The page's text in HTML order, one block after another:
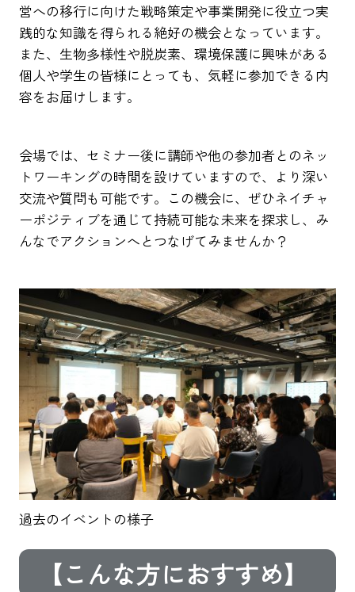
営への移行に向けた戦略策定や事業開発に役立つ実
践的な知識を得られる絶好の機会となっています。
また、生物多様性や脱炭素、環境保護に興味がある
個人や学生の皆様にとっても、気軽に参加できる内
容をお届けします。
会場では、セミナー後に講師や他の参加者とのネッ
トワーキングの時間を設けていますので、より深い
交流や質問も可能です。この機会に、ぜひネイチャ
ーポジティブを通じて持続可能な未来を探求し、み
んなでアクションへとつなげてみませんか？
過去のイベントの様子
【こんな方におすすめ】